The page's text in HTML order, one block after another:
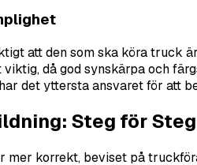
att den som ska köra truck
då god synskärpa och
det yttersta ansvaret för att
Steg för Steg
korrekt, beviset på